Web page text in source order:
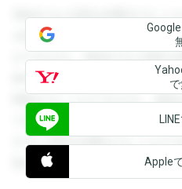
登録すると回答を閲覧するこ
を閲覧することができます。
ができます。登録すると回答
録すると回答を閲覧すること
閲覧することができます。登
できます。登録すると回答を
すると回答を閲覧することが
覧することができます。
Apple